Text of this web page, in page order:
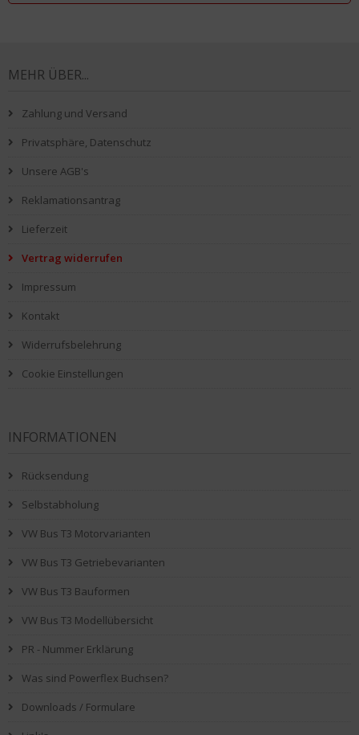
MEHR ÜBER...
Zahlung und Versand
Privatsphäre, Datenschutz
Unsere AGB's
Reklamationsantrag
Lieferzeit
Vertrag widerrufen
Impressum
Kontakt
Widerrufsbelehrung
Cookie Einstellungen
INFORMATIONEN
Rücksendung
Selbstabholung
VW Bus T3 Motorvarianten
VW Bus T3 Getriebevarianten
VW Bus T3 Bauformen
VW Bus T3 Modellübersicht
PR - Nummer Erklärung
Was sind Powerflex Buchsen?
Downloads / Formulare